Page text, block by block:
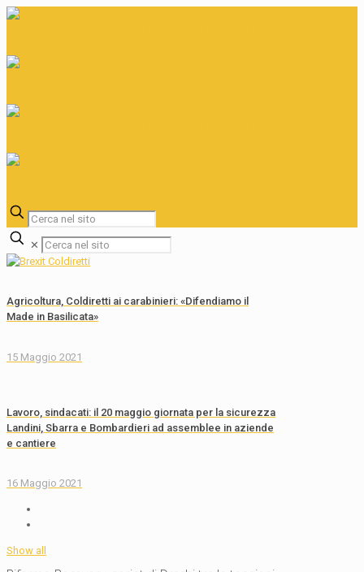
✕
Agricoltura, Coldiretti ai carabinieri: «Difendiamo il
Made in Basilicata»
15 Maggio 2021
Lavoro, sindacati: il 20 maggio giornata per la sicurezza
Landini, Sbarra e Bombardieri ad assemblee in aziende
e cantiere
16 Maggio 2021
Show all